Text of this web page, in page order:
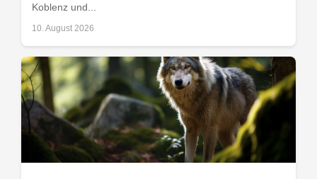
Koblenz und...
10. August 2026